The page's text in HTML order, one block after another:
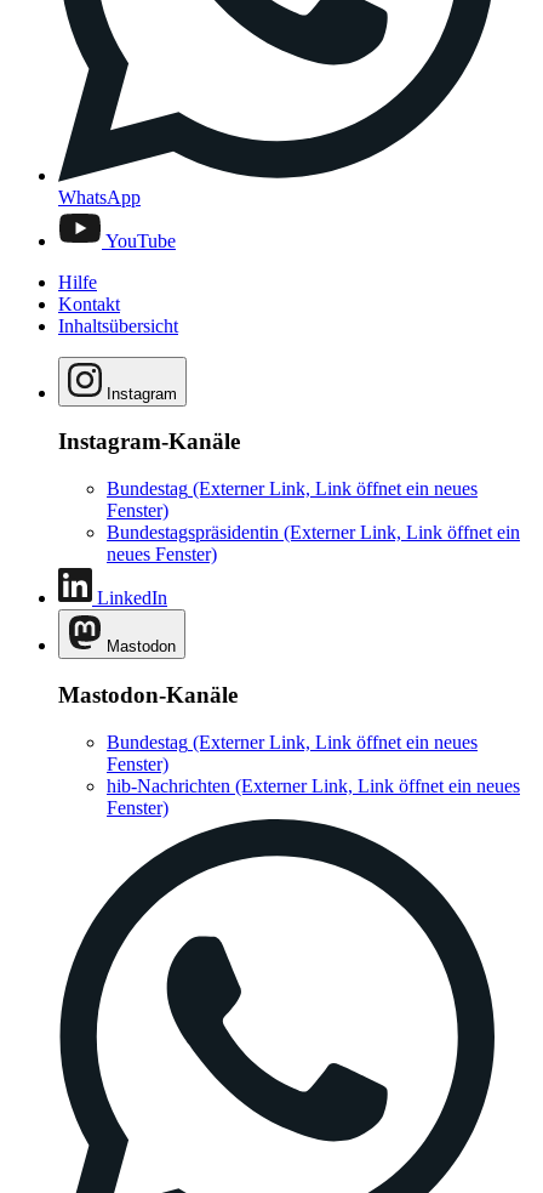
WhatsApp
YouTube
Hilfe
Kontakt
Inhaltsübersicht
Instagram
Instagram-Kanäle
Bundestag (Externer Link, Link öffnet ein neues
Fenster)
Bundestagspräsidentin (Externer Link, Link öffnet ein
neues Fenster)
LinkedIn
Mastodon
Mastodon-Kanäle
Bundestag (Externer Link, Link öffnet ein neues
Fenster)
hib-Nachrichten (Externer Link, Link öffnet ein neues
Fenster)